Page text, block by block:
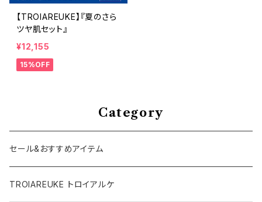
【TROIAREUKE】『夏のさら
ツヤ肌セット』
¥12,155
15%OFF
Category
セール&おすすめアイテム
TROIAREUKE トロイアルケ